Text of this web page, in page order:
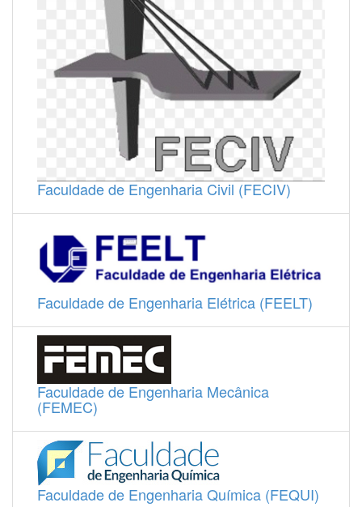
Faculdade de Engenharia Civil (FECIV)
Faculdade de Engenharia Elétrica (FEELT)
Faculdade de Engenharia Mecânica
(FEMEC)
Faculdade de Engenharia Química (FEQUI)